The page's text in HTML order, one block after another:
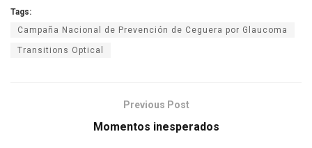
Tags:
Campaña Nacional de Prevención de Ceguera por Glaucoma
Transitions Optical
Previous Post
Momentos inesperados